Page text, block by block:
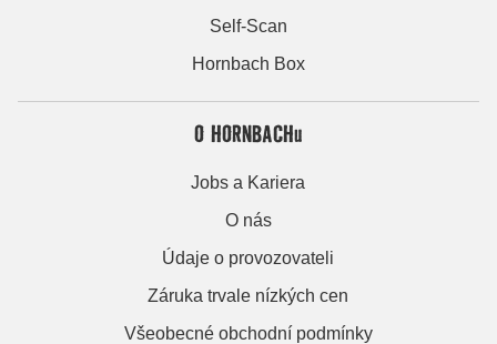
Self-Scan
Hornbach Box
O HORNBACHu
Jobs a Kariera
O nás
Údaje o provozovateli
Záruka trvale nízkých cen
Všeobecné obchodní podmínky